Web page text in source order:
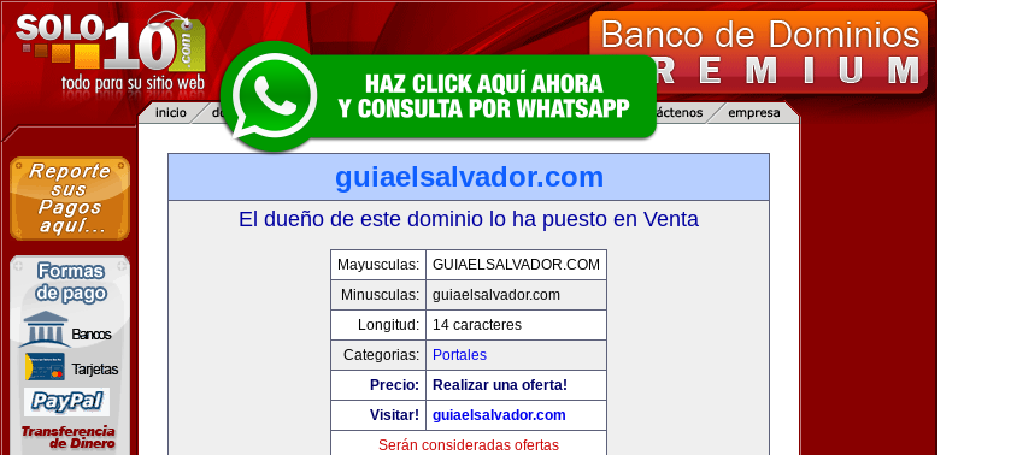
guiaelsalvador.com
El dueño de este dominio lo ha puesto en Venta
Mayusculas:
GUIAELSALVADOR.COM
Minusculas:
guiaelsalvador.com
Longitud:
14 caracteres
Categorias:
Portales
Precio:
Realizar una oferta!
Visitar!
guiaelsalvador.com
Serán consideradas ofertas